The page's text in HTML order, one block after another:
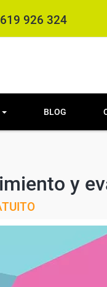
619 926 324
BLOG
y